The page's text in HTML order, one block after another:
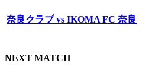
奈良クラブ vs IKOMA FC 奈良
NEXT MATCH